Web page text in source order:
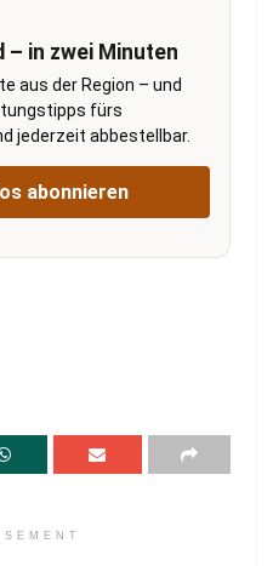
– in zwei Minuten
aus der Region – und
fürs
jederzeit abbestellbar.
abonnieren